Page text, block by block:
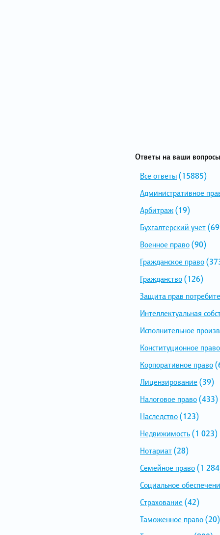
Ответы на ваши
Все ответы(15885)
Административное
Арбитраж(19)
Бухгалтерский учет
Военное право(90)
Гражданское право
Гражданство(126)
Защита прав
Интеллектуальная
Исполнительное
Конституционное право
Корпоративное право
Лицензирование (39)
Налоговое право(433)
Наследство(123)
Недвижимость(1 023)
Нотариат(28)
Семейное право(1
Социальное
Страхование (42)
Таможенное право(20)